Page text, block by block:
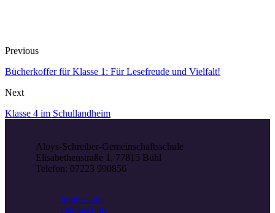
Previous
Bücherkoffer für Klasse 1: Für Lesefreude und Vielfalt!
Next
Klasse 4 im Schullandheim
Aloys-Schreiber-Gemeinschaftsschule
Elisabethenstraße 1, 77815 Bühl
Telefon: 07223 990856
Impressum
Datenschutz